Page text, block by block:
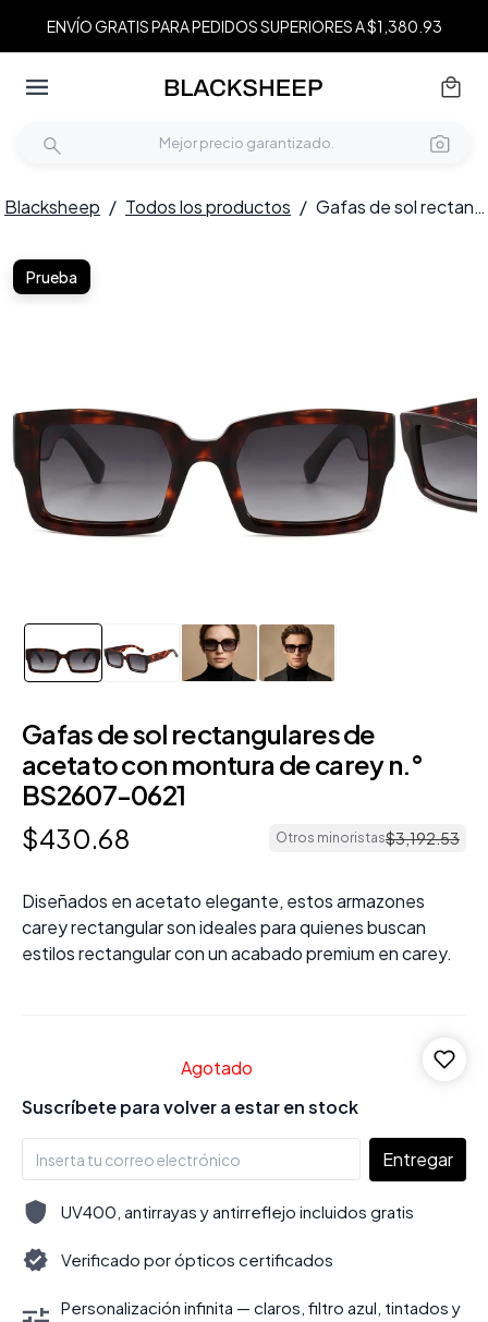
ENVÍO GRATIS PARA PEDIDOS SUPERIORES A $1,380.93
Blacksheep / Todos los productos / Gafas de sol rectangulares de acetato con montura de carey n.° BS2607-0621
Prueba
Gafas de sol rectangulares de
acetato con montura de carey n.°
BS2607-0621
$430.68 Otros minoristas$3,192.53
Diseñados en acetato elegante, estos armazones
carey rectangular son ideales para quienes buscan
estilos rectangular con un acabado premium en carey.
Agotado
Suscríbete para volver a estar en stock
Entregar
UV400, antirrayas y antirreflejo incluidos gratis
Verificado por ópticos certificados
Personalización infinita — claros, filtro azul, tintados y